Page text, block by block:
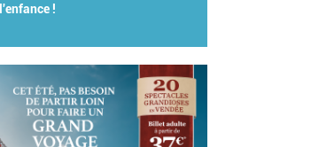
l'enfance !